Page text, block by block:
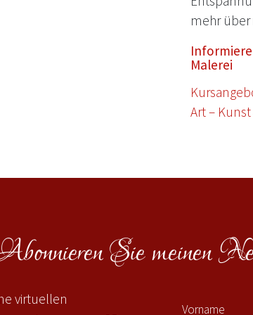
mehr
Malerei
Art –
Sie meinen
virtuellen
Vorname